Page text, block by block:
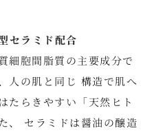
セラミド配合
細胞間脂質の主要成分で
人の肌と同じ 構造で肌へ
たらきやすい「天然ヒト
、 セラミドは醤油の醸造